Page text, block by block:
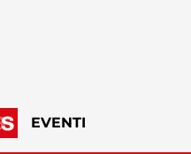
EVENTI